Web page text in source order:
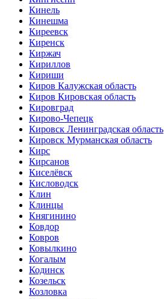
Кинель
Кинешма
Киреевск
Киренск
Киржач
Кириллов
Кириши
Киров Калужская область
Киров Кировская область
Кировград
Кирово-Чепецк
Кировск Ленинградская область
Кировск Мурманская область
Кирс
Кирсанов
Киселёвск
Кисловодск
Клин
Клинцы
Княгинино
Ковдор
Ковров
Ковылкино
Когалым
Кодинск
Козельск
Козловка